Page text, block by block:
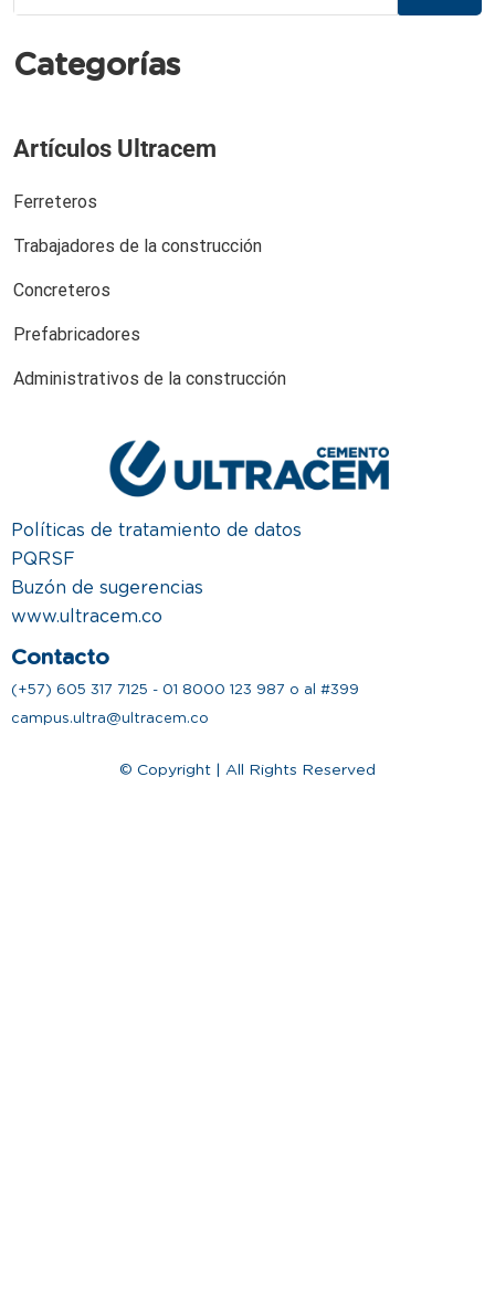
Categorías
Artículos Ultracem
Ferreteros
Trabajadores de la construcción
Concreteros
Prefabricadores
Administrativos de la construcción
Políticas de tratamiento de datos
PQRSF
Buzón de sugerencias
www.ultracem.co
Contacto
(+57) 605 317 7125 - 01 8000 123 987 o al #399
campus.ultra@ultracem.co
© Copyright | All Rights Reserved